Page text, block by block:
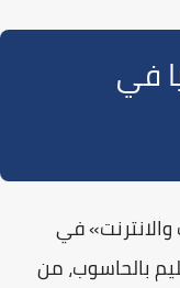
في
في
بالحاسوب، من